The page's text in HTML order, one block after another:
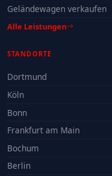
Geländewagen verkaufen
Alle Leistungen
STANDORTE
Dortmund
Köln
Bonn
Frankfurt am Main
Bochum
Berlin